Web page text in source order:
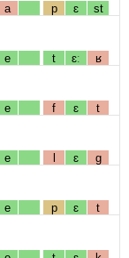
a p ɛ st
e t ɛː ʁ
e f ɛ t
e l ɛ g
e p ɛ t